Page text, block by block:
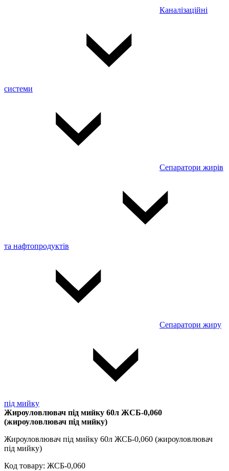
Каналізаційні
системи
Сепаратори жирів
та нафтопродуктів
Сепаратори жиру
під мийку
Жироуловлювач під мийку 60л ЖСБ-0,060
(жироуловлювач під мийку)
Жироуловлювач під мийку 60л ЖСБ-0,060 (жироуловлювач
під мийку)
Код товару: ЖСБ-0,060